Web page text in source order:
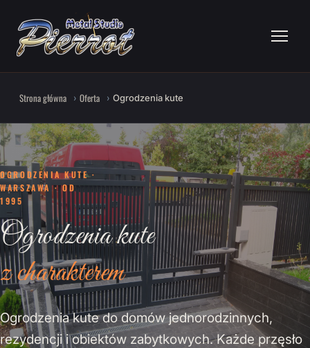
Strona główna Oferta Ogrodzenia kute
OGRODZENIA KUTE ·
WARSZAWA · OD
1995
Ogrodzenia kute
z charakterem
Ogrodzenia kute do domów jednorodzinnych,
rezydencji i obiektów zabytkowych. Każde przęsło